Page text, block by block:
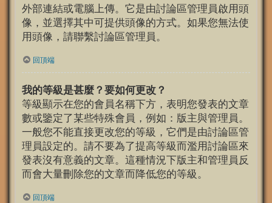
外部連結或電腦上傳。它是由討論區管理員啟用頭
像，並選擇其中可提供頭像的方式。如果您無法使
用頭像，請聯繫討論區管理員。
回頂端
我的等級是甚麼？要如何更改？
等級顯示在您的會員名稱下方，表明您發表的文章
數或鑒定了某些特殊會員，例如：版主與管理員。
一般您不能直接更改您的等級，它們是由討論區管
理員設定的。請不要為了提高等級而濫用討論區來
發表沒有意義的文章。這種情況下版主和管理員反
而會大量刪除您的文章而降低您的等級。
回頂端